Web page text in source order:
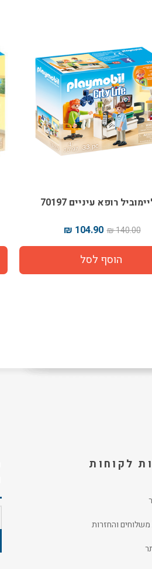
רופא עיניים 70197
140.00 ₪
104.90 ₪
לקוחות
משלוחים והחזרות